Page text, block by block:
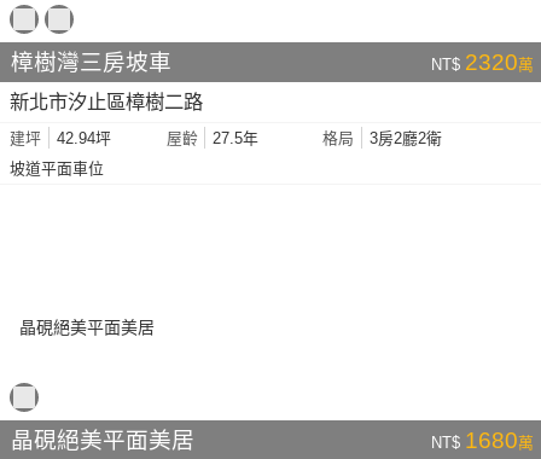
樟樹灣三房坡車 NT$ 2320萬
新北市汐止區樟樹二路
建坪 42.94坪 屋齡 27.5年 格局
3房2廳2衛
坡道平面車位
晶硯絕美平面美居 NT$ 1680萬